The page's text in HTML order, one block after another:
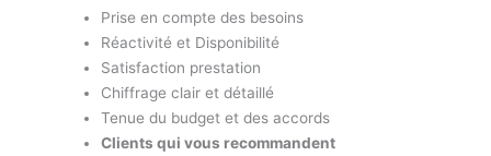
Prise en compte des besoins
Réactivité et Disponibilité
Satisfaction prestation
Chiffrage clair et détaillé
Tenue du budget et des accords
Clients qui vous recommandent